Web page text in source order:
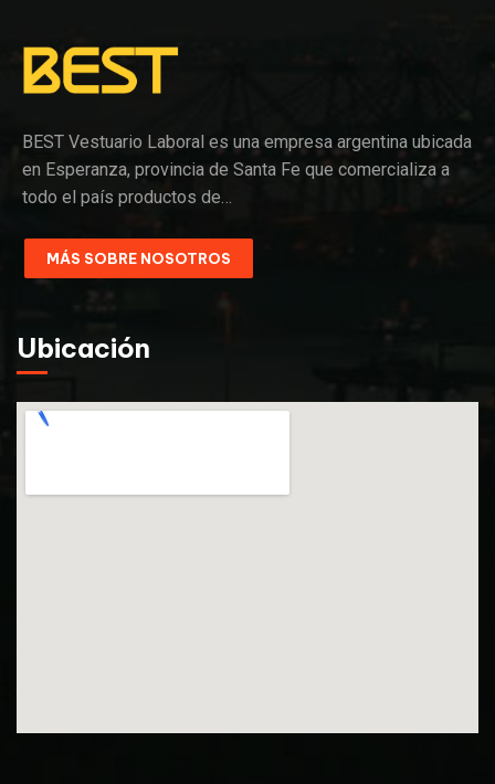
BEST Vestuario Laboral es una empresa argentina ubicada
en Esperanza, provincia de Santa Fe que comercializa a
todo el país productos de…
MÁS SOBRE NOSOTROS
Ubicación